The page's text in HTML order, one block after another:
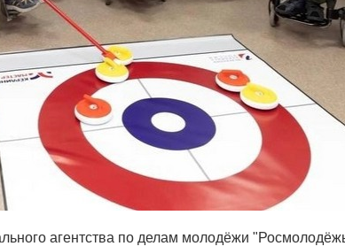
агентства по делам молодёжи